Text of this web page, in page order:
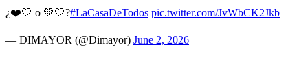
¿❤️🤍 o 💚🤍?#LaCasaDeTodos pic.twitter.com/JvWbCK2Jkb
— DIMAYOR (@Dimayor) June 2, 2026